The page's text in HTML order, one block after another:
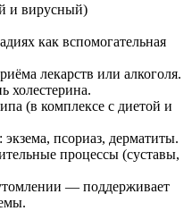
и вирусный)
как вспомогательная
лекарств или алкоголя.
холестерина.
(в комплексе с диетой и
псориаз, дерматиты.
процессы (суставы,
— поддерживает